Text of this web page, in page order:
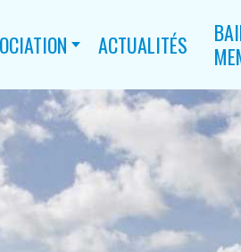
ACTUALITÉS